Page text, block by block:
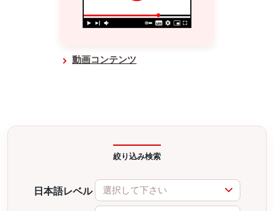
動画コンテンツ
絞り込み検索
日本語レベル 選択して下さい